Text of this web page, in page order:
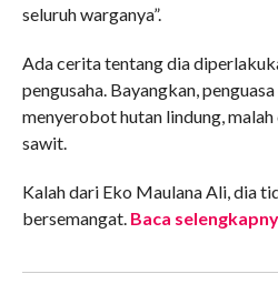
seluruh warganya”.
Ada cerita tentang dia
pengusaha. Bayangkan,
menyerobot hutan lindung,
sawit.
Kalah dari Eko Maulana Ali, dia
bersemangat. Baca